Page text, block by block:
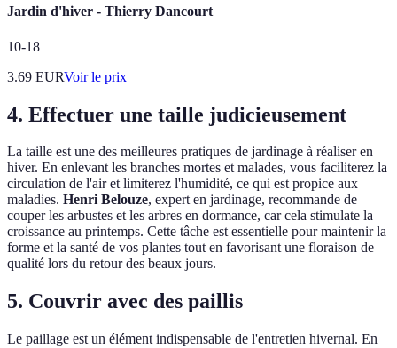
Jardin d'hiver - Thierry Dancourt
10-18
3.69 EURVoir le prix
4. Effectuer une taille judicieusement
La taille est une des meilleures pratiques de jardinage à réaliser en
hiver. En enlevant les branches mortes et malades, vous faciliterez la
circulation de l'air et limiterez l'humidité, ce qui est propice aux
maladies. Henri Belouze, expert en jardinage, recommande de
couper les arbustes et les arbres en dormance, car cela stimulate la
croissance au printemps. Cette tâche est essentielle pour maintenir la
forme et la santé de vos plantes tout en favorisant une floraison de
qualité lors du retour des beaux jours.
5. Couvrir avec des paillis
Le paillage est un élément indispensable de l'entretien hivernal. En